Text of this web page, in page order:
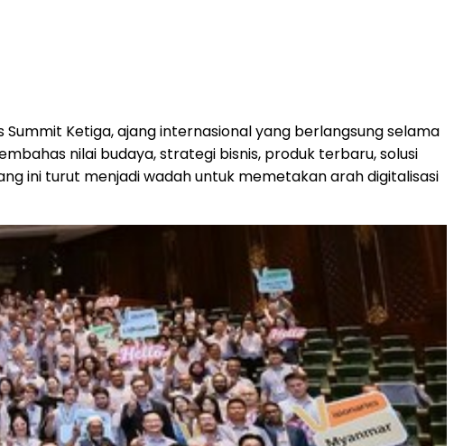
Summit Ketiga, ajang internasional yang berlangsung selama
nilai budaya, strategi bisnis, produk terbaru, solusi
ini turut menjadi wadah untuk memetakan arah digitalisasi